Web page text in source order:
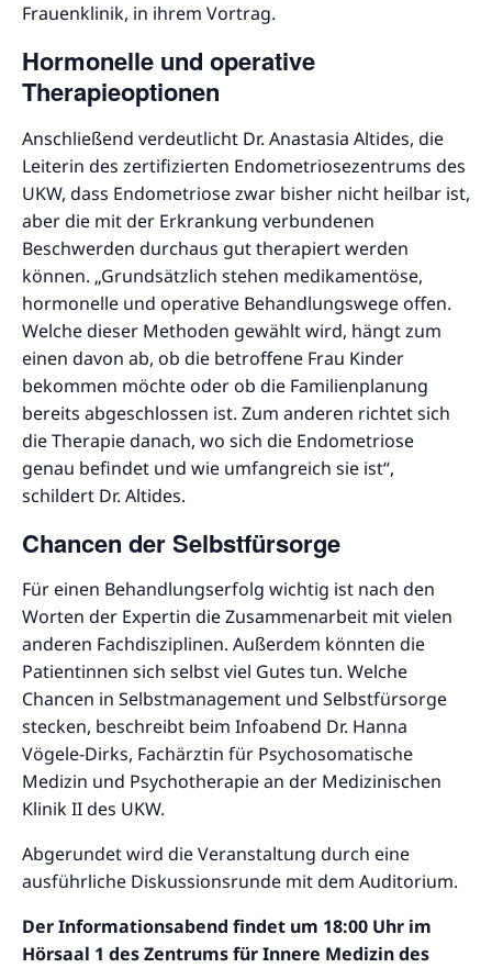
Frauenklinik, in ihrem Vortrag.
Hormonelle und operative
Therapieoptionen
Anschließend verdeutlicht Dr. Anastasia Altides, die
Leiterin des zertifizierten Endometriosezentrums des
UKW, dass Endometriose zwar bisher nicht heilbar ist,
aber die mit der Erkrankung verbundenen
Beschwerden durchaus gut therapiert werden
können. „Grundsätzlich stehen medikamentöse,
hormonelle und operative Behandlungswege offen.
Welche dieser Methoden gewählt wird, hängt zum
einen davon ab, ob die betroffene Frau Kinder
bekommen möchte oder ob die Familienplanung
bereits abgeschlossen ist. Zum anderen richtet sich
die Therapie danach, wo sich die Endometriose
genau befindet und wie umfangreich sie ist“,
schildert Dr. Altides.
Chancen der Selbstfürsorge
Für einen Behandlungserfolg wichtig ist nach den
Worten der Expertin die Zusammenarbeit mit vielen
anderen Fachdisziplinen. Außerdem könnten die
Patientinnen sich selbst viel Gutes tun. Welche
Chancen in Selbstmanagement und Selbstfürsorge
stecken, beschreibt beim Infoabend Dr. Hanna
Vögele-Dirks, Fachärztin für Psychosomatische
Medizin und Psychotherapie an der Medizinischen
Klinik II des UKW.
Abgerundet wird die Veranstaltung durch eine
ausführliche Diskussionsrunde mit dem Auditorium.
Der Informationsabend findet um 18:00 Uhr im
Hörsaal 1 des Zentrums für Innere Medizin des